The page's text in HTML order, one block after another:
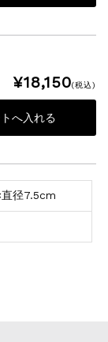
¥18,150(税込)
径7.5cm